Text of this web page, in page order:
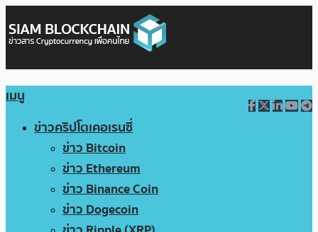
เมนู
ข่าวคริปโตเคอเรนซี่
ข่าว Bitcoin
ข่าว Ethereum
ข่าว Binance Coin
ข่าว Dogecoin